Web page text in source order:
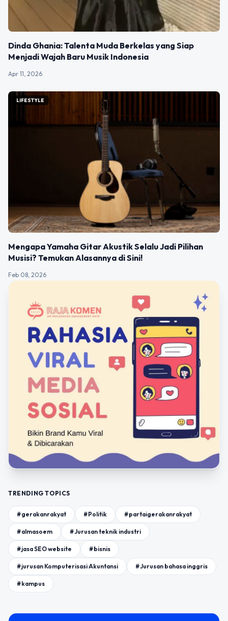
Dinda Ghania: Talenta Muda Berkelas yang Siap
Menjadi Wajah Baru Musik Indonesia
Apr 11, 2026
LIFESTYLE
Mengapa Yamaha Gitar Akustik Selalu Jadi Pilihan
Musisi? Temukan Alasannya di Sini!
Feb 08, 2026
TRENDING TOPICS
#gerakanrakyat #Politik #partaigerakanrakyat
#almasoem #Jurusan teknik industri
#jasa SEO website #bisnis
#jurusan Komputerisasi Akuntansi #Jurusan bahasa inggris
#kampus